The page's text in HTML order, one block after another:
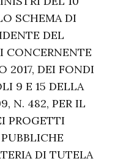
SCHEMA DI
DEL
CONCERNENTE
2017, DEI FONDI
9 E 15 DELLA
N. 482, PER IL
PROGETTI
DI TUTELA